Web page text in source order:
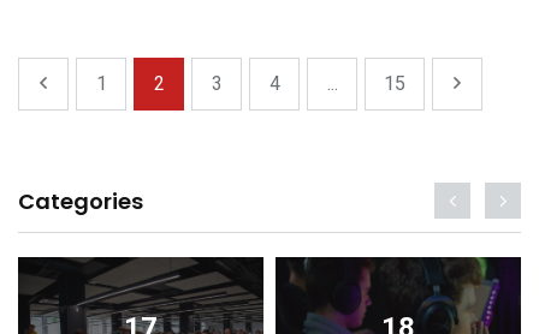
1 2 3 4 ... 15
Categories